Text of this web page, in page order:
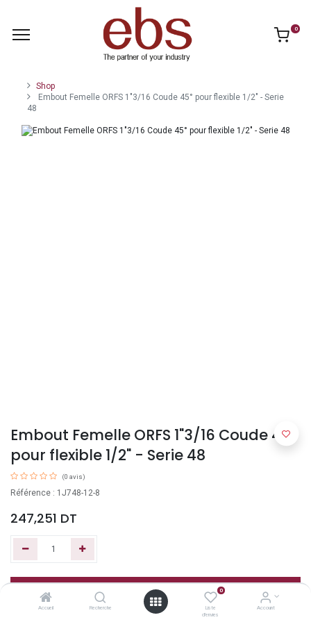
Accueil Recherche
0
Liste
d'envies
Account
0
Shop
Embout Femelle ORFS 1"3/16 Coude 45° pour flexible 1/2" - Serie
48
Embout Femelle ORFS 1"3/16 Coude 45°
pour flexible 1/2" - Serie 48
(0 avis)
Référence : 1J748-12-8
247,251 DT
Ajouter au panier